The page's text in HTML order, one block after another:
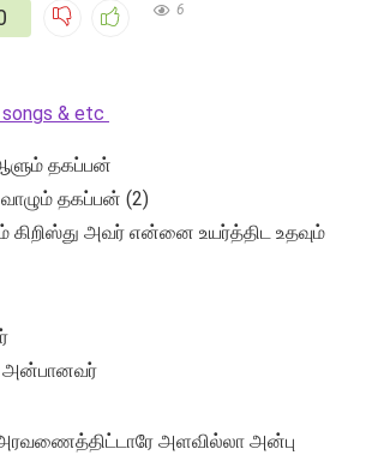
6
songs & etc
தகப்பன்
தகப்பன் (2)
கிறிஸ்து அவர் என்னை உயர்த்திட உதவும்
அன்பானவர்
அளவில்லா அன்பு